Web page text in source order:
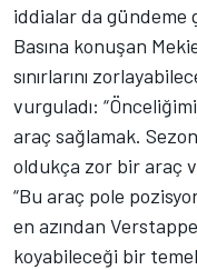
iddialar da gündeme
Basına konuşan
sınırlarını
vurguladı:
araç sağlamak.
oldukça zor bir araç
“Bu araç pole
en azından
koyabileceği bir